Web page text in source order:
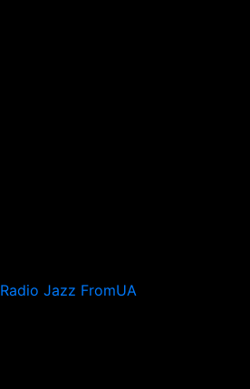
Radio Jazz FromUA